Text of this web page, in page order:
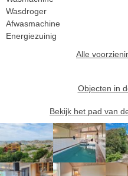
Wasdroger
Afwasmachine
Energiezuinig
Alle
Objecten in
Bekijk het pad van